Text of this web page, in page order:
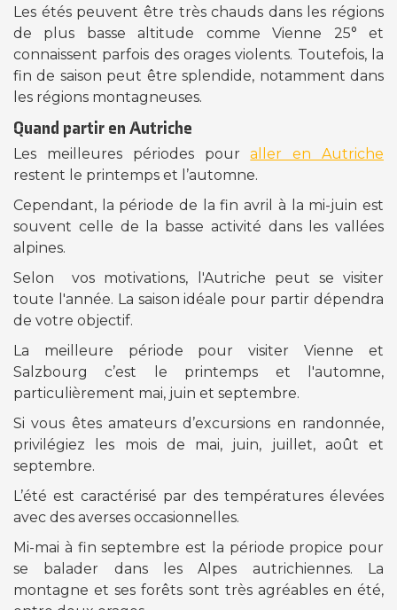
Les étés peuvent être très chauds dans les régions
de plus basse altitude comme Vienne 25° et
connaissent parfois des orages violents. Toutefois, la
fin de saison peut être splendide, notamment dans
les régions montagneuses.
Quand partir en Autriche
Les meilleures périodes pouraller en Autriche
restent le printemps et l’automne.
Cependant, la période de la fin avril à la mi-juin est
souvent celle de la basse activité dans les vallées
alpines.
Selon vos motivations, l'Autriche peut se visiter
toute l'année. La saison idéale pour partir dépendra
de votre objectif.
La meilleure période pour visiter Vienne et
Salzbourg c’est le printemps et l'automne,
particulièrement mai, juin et septembre.
Si vous êtes amateurs d’excursions en randonnée,
privilégiez les mois de mai, juin, juillet, août et
septembre.
L’été est caractérisé par des températures élevées
avec des averses occasionnelles.
Mi-mai à fin septembre est la période propice pour
se balader dans les Alpes autrichiennes. La
montagne et ses forêts sont très agréables en été,